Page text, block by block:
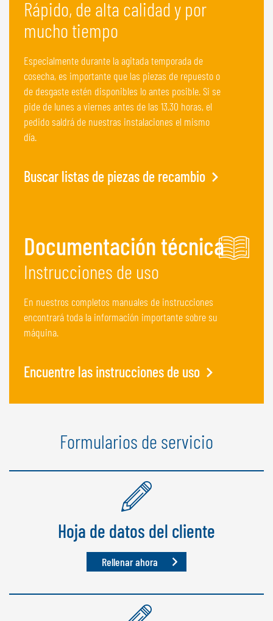
Rápido, de alta calidad y por
mucho tiempo
Especialmente durante la agitada temporada de
cosecha, es importante que las piezas de repuesto o
de desgaste estén disponibles lo antes posible. Si se
pide de lunes a viernes antes de las 13.30 horas, el
pedido saldrá de nuestras instalaciones el mismo
día.
Buscar listas de piezas de recambio
Documentación técnica
Instrucciones de uso
En nuestros completos manuales de instrucciones
encontrará toda la información importante sobre su
máquina.
Encuentre las instrucciones de uso
Formularios de servicio
Hoja de datos del cliente
Rellenar ahora